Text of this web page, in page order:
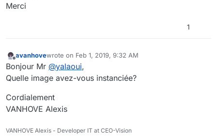
Merci
1
Offline
avanhovewrote on Feb 1, 2019, 9:32 AM
last edited by
Bonjour Mr @yalaoui,
Quelle image avez-vous instanciée?
Cordialement
VANHOVE Alexis
VANHOVE Alexis - Developer IT at CEO-Vision